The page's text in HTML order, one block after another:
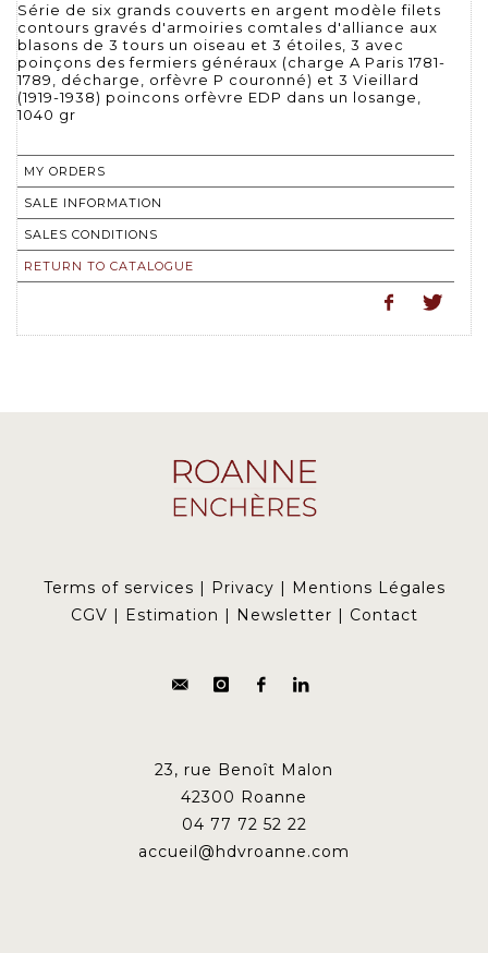
Série de six grands couverts en argent modèle filets
contours gravés d'armoiries comtales d'alliance aux
blasons de 3 tours un oiseau et 3 étoiles, 3 avec
poinçons des fermiers généraux (charge A Paris 1781-
1789, décharge, orfèvre P couronné) et 3 Vieillard
(1919-1938) poincons orfèvre EDP dans un losange,
1040 gr
MY ORDERS
SALE INFORMATION
SALES CONDITIONS
RETURN TO CATALOGUE
Terms of services Privacy
Mentions Légales
CGV
Estimation Newsletter Contact
23, rue Benoît Malon
42300 Roanne
04 77 72 52 22
accueil@hdvroanne.com